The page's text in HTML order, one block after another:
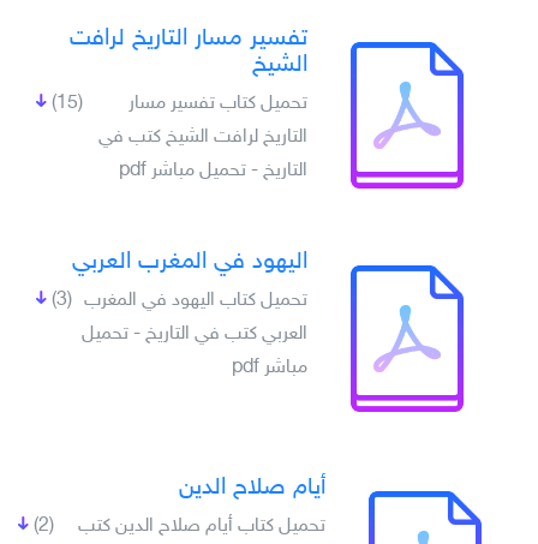
تفسير مسار التاريخ لرافت
الشيخ
(15)
تحميل كتاب تفسير مسار
التاريخ لرافت الشيخ كتب في
التاريخ - تحميل مباشر pdf
اليهود في المغرب العربي
(3) تحميل كتاب اليهود في المغرب
العربي كتب في التاريخ - تحميل
مباشر pdf
أيام صلاح الدين
(2) تحميل كتاب أيام صلاح الدين كتب